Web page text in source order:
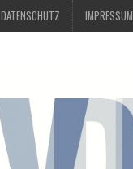
DATENSCHUTZ IMPRESSUM